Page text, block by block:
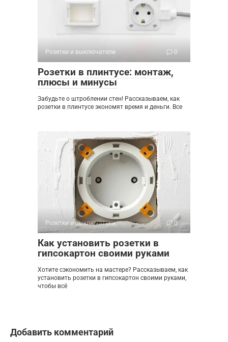
Розетки и выключатели 0
Розетки в плинтусе: монтаж,
плюсы и минусы
Забудьте о штроблении стен! Рассказываем, как
розетки в плинтусе экономят время и деньги. Все
Розетки и выключатели 0
Как установить розетки в
гипсокартон своими руками
Хотите сэкономить на мастере? Рассказываем, как
установить розетки в гипсокартон своими руками,
чтобы всё
Добавить комментарий